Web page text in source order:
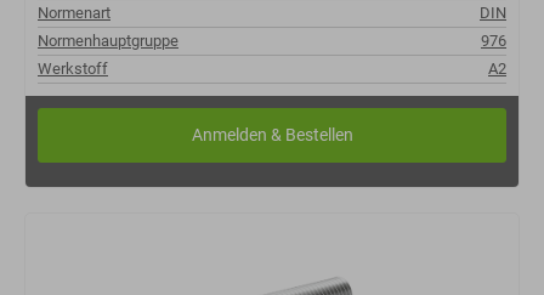
Normenart
DIN
Normenhauptgruppe
976
Werkstoff
A2